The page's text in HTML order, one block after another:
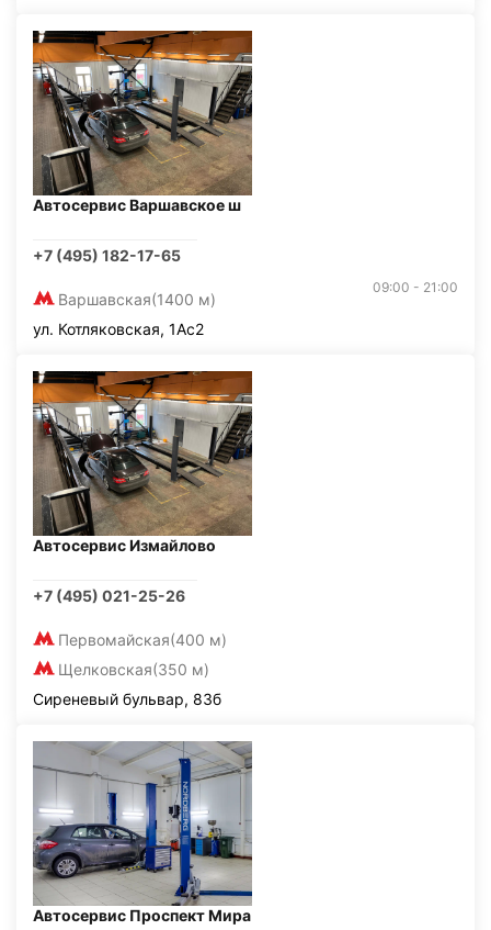
Автосервис Варшавское ш
+7 (495) 182-17-65
Варшавская(1400 м)
09:00 - 21:00
ул. Котляковская, 1Ас2
Автосервис Измайлово
+7 (495) 021-25-26
Первомайская(400 м)
Щелковская(350 м)
Сиреневый бульвар, 83б
Автосервис Проспект Мира